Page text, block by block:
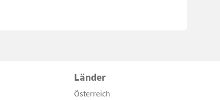
Länder
Österreich